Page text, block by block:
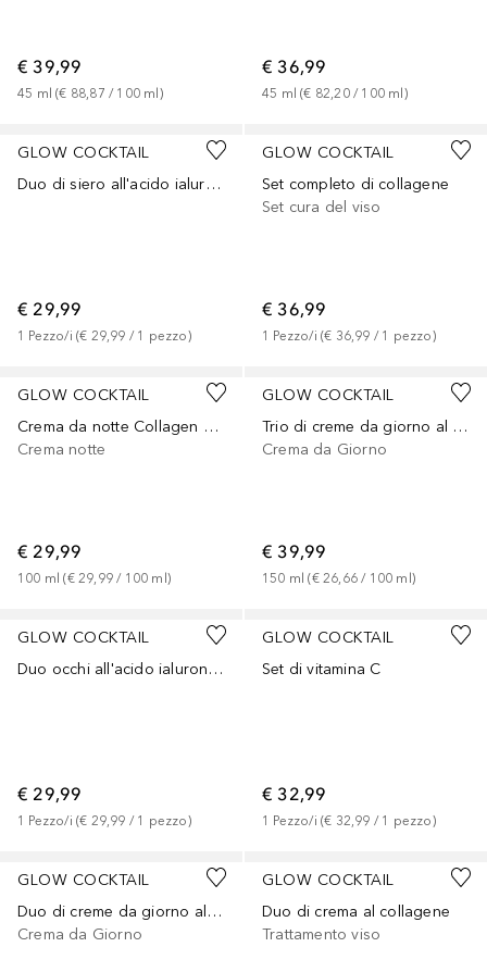
€ 39,99
45 ml (€ 88,87 / 100 ml)
€ 36,99
45 ml (€ 82,20 / 100 ml)
GLOW COCKTAIL
Duo di siero all'acido ialuronico
€ 29,99
1 Pezzo/i (€ 29,99 / 1 pezzo)
GLOW COCKTAIL
Set completo di collagene
Set cura del viso
€ 36,99
1 Pezzo/i (€ 36,99 / 1 pezzo)
GLOW COCKTAIL
Crema da notte Collagen Restore Duo
Crema notte
€ 29,99
100 ml (€ 29,99 / 100 ml)
GLOW COCKTAIL
Trio di creme da giorno al collagene
Crema da Giorno
€ 39,99
150 ml (€ 26,66 / 100 ml)
GLOW COCKTAIL
Duo occhi all'acido ialuronico
€ 29,99
1 Pezzo/i (€ 29,99 / 1 pezzo)
GLOW COCKTAIL
Set di vitamina C
€ 32,99
1 Pezzo/i (€ 32,99 / 1 pezzo)
GLOW COCKTAIL
Duo di creme da giorno al collagene
Crema da Giorno
GLOW COCKTAIL
Duo di crema al collagene
Trattamento viso